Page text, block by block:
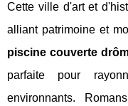
Cette ville d'art et
alliant patrimoine et
piscine couverte
parfaite pour
environnants.